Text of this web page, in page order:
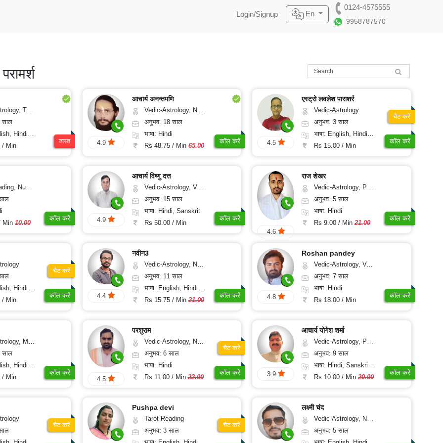
Login/Signup En
0124-4575555
9958787570
Nadi-Astrology, Psychology, Medical-Astrology
साल
Sanskrit
/ Min
व्यस्त 4.9
आचार्य अनन्तमणि
Vedic-Astrology, Numerology, Vasthu
अनुभव: 18 साल
भाषा: Hindi
Rs 48.75 / Min65.00
कॉल करें 4.5
एस्ट्रो लवलेश पाराशर्र
Vedic-Astrology
अनुभव: 3 साल
भाषा: English, Hindi, Punjabi
Rs 15.00 / Min
कॉल करें
चैट करें
Prashna-Kundali
Min 10.00
कॉल करें 4.9
आचार्य विष्णु दत्त
Vedic-Astrology, Vasthu, Nadi-Astrology
अनुभव: 15 साल
भाषा: Hindi, Sanskrit
Rs 50.00 / Min
कॉल करें
4.6
राज शेखर
Vedic-Astrology, Prashna-Kundali
अनुभव: 5 साल
भाषा: Hindi
Rs 9.00 / Min21.00
कॉल करें
Kannada
/ Min
कॉल करें
चैट करें
4.4
नवीन3
Vedic-Astrology, Numerology, Vasthu, Nadi-Astrology, Psychology, Medical-Astrology, Prashna-Kundali
अनुभव: 11 साल
भाषा: English, Hindi, Tamil
Rs 15.75 / Min21.00
कॉल करें 4.8
Roshan pandey
Vedic-Astrology, Vasthu
अनुभव: 7 साल
भाषा: Hindi
Rs 18.00 / Min
कॉल करें
Astrology
साल
Gujarati, Punjabi
/ Min
कॉल करें
4.5
परशुराम
Vedic-Astrology, Numerology, Prashna-Kundali
अनुभव: 6 साल
भाषा: Hindi
Rs 11.00 / Min22.00
कॉल करें
चैट करें
3.9
आचार्य योगेश शर्मा
Vedic-Astrology, Prashna-Kundali
अनुभव: 9 साल
भाषा: Hindi, Sanskrit, Rajasthani
Rs 10.00 / Min20.00
कॉल करें
चैट करें
Pushpa devi
Tarot-Reading
अनुभव: 3 साल
चैट करें
लक्ष्मी चंद
Vedic-Astrology, Numerology, Vasthu, Psychology
अनुभव: 5 साल